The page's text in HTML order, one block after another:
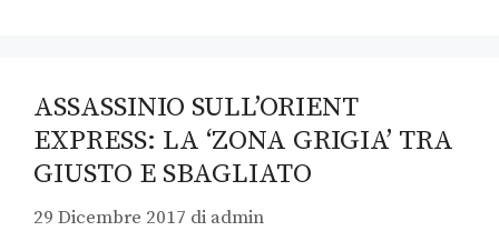
ASSASSINIO SULL’ORIENT
EXPRESS: LA ‘ZONA GRIGIA’ TRA
GIUSTO E SBAGLIATO
29 Dicembre 2017 di admin